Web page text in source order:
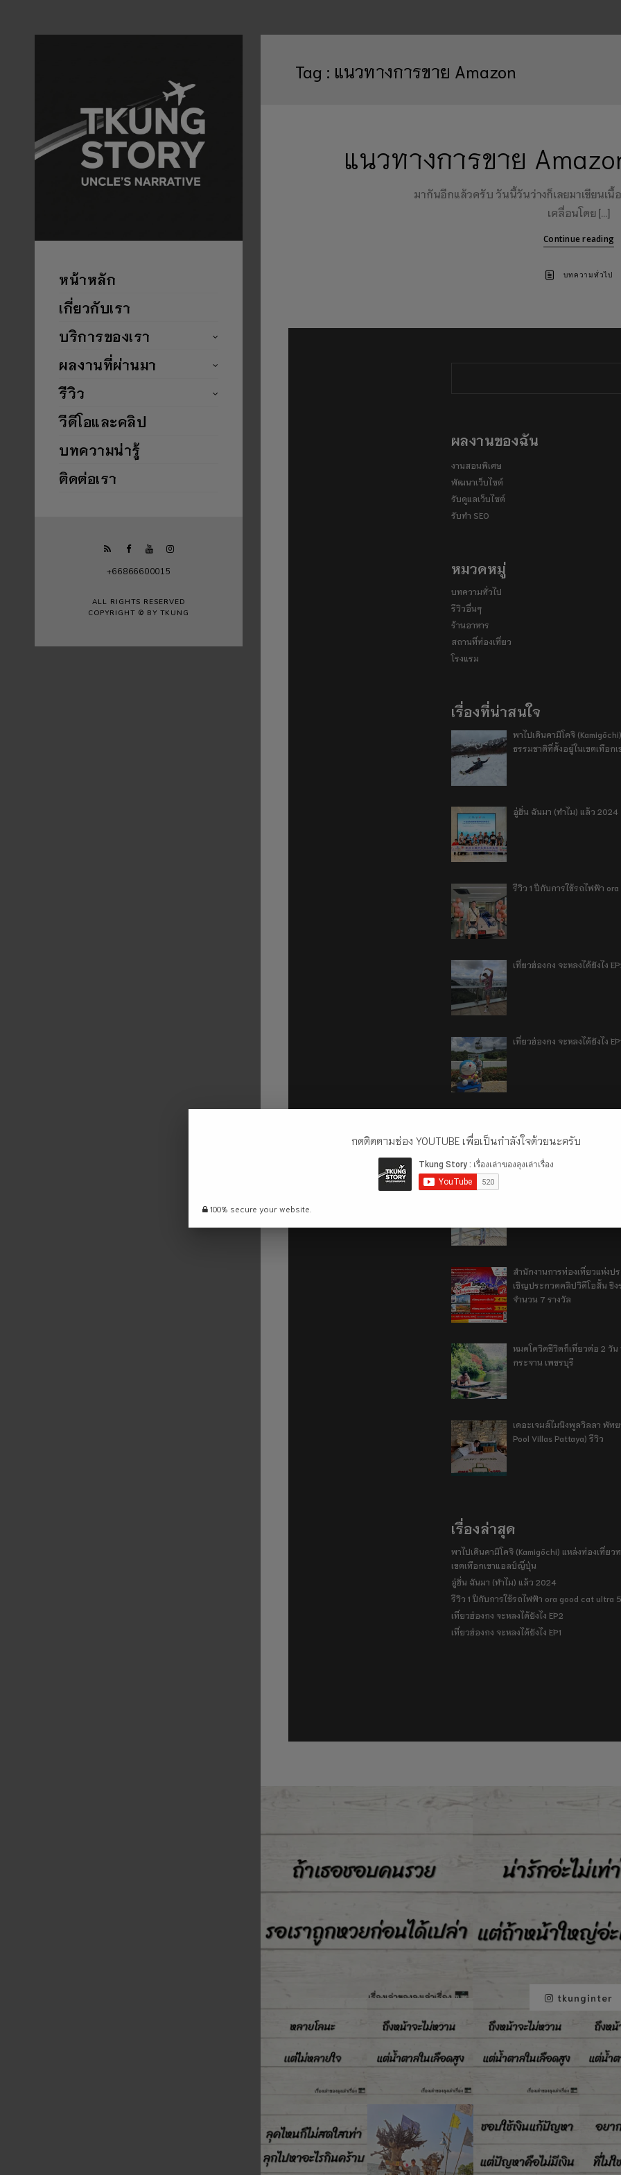
หน้าหลัก
เกี่ยวกับเรา
บริการของเรา
ผลงานที่ผ่านมา
รีวิว
วีดีโอและคลิป
บทความน่ารู้
ติดต่อเรา
+66866600015
ALL RIGHTS RESERVED
COPYRIGHT © BY TKUNG
Tag : แนวทางการขาย Amazon
แนวทางการขาย
มากันอีกแล้วครับ วันนี้วันว่างก็เลยมาเขียนเนื้
เคลื่อนโดย […]
Continue reading
บทความทั่วไป
ผลงานของฉัน
งานสอนพิเศษ
พัฒนาเว็บไซต์
รับดูแลเว็บไซต์
รับทำ SEO
หมวดหมู่
บทความทั่วไป
รีวิวอื่นๆ
ร้านอาหาร
สถานที่ท่องเที่ยว
โรงแรม
เรื่องที่น่าสนใจ
พาไปเดินคามิโคจิ
ธรรมชาติที่ตั้งอยู่ในเขตเทือก
อู่ฮั่น ฉันมา (ทำไม) แล้ว 2024
รีวิว 1 ปีกับการใช้รถไฟฟ้า
เที่ยวฮ่องกง จะหลงได้ยังไง
เที่ยวฮ่องกง จะหลงได้ยังไง
สำนักงานการท่องเที่ยวแห่งป
เชิญประกวดคลิปวิดีโอสั้น ชิง
จำนวน 7 รางวัล
หมดโควิดชีวิตก็เที่ยวต่อ 2 วัน
กระจาน เพชรบุรี
เดอะเจมส์ไมนิงพูลวิลลา พัทย
Pool Villas Pattaya) รีวิว
เรื่องล่าสุด
พาไปเดินคามิโคจิ (Kamigōchi) แหล่งท่องเที่ยว
เขตเทือกเขาแอลป์ญี่ปุ่น
อู่ฮั่น ฉันมา (ทำไม) แล้ว 2024
รีวิว 1 ปีกับการใช้รถไฟฟ้า ora good cat ultra
เที่ยวฮ่องกง จะหลงได้ยังไง EP2
เที่ยวฮ่องกง จะหลงได้ยังไง EP1
tkunginter
กดติดตามช่อง YOUTUBE เพื่อเป็นกำลังใจด้วยนะครับ
100% secure your website.